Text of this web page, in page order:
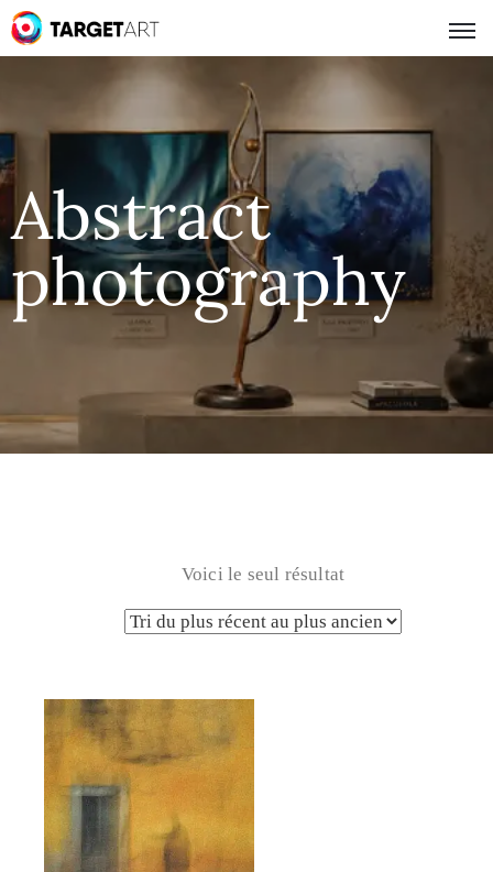
Abstract
photography
Voici le seul résultat